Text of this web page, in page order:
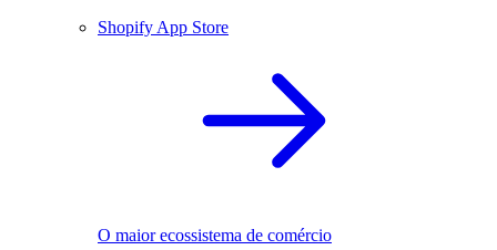
Shopify App Store
O maior ecossistema de comércio